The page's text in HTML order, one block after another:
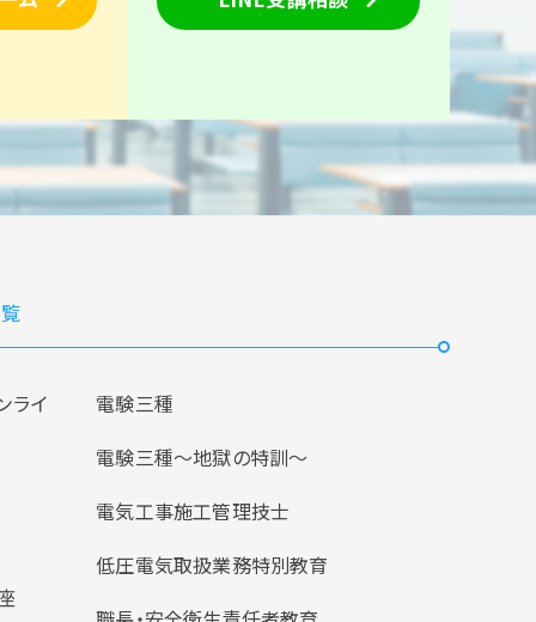
ライ
電験三種
電験三種〜地獄の特訓〜
電気工事施工管理技士
低圧電気取扱業務特別教育